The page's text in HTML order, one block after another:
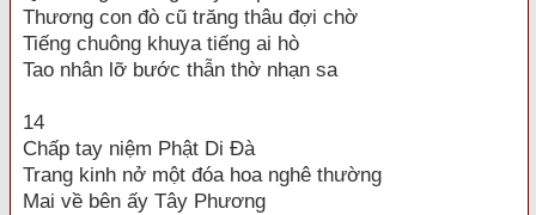
Thương con đò cũ trăng thâu đợi chờ
Tiếng chuông khuya tiếng ai hò
Tao nhân lỡ bước thẫn thờ nhạn sa
14
Chấp tay niệm Phật Di Đà
Trang kinh nở một đóa hoa nghê thường
Mai về bên ấy Tây Phương